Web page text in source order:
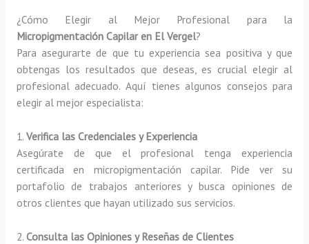
¿Cómo Elegir al Mejor Profesional para la
Micropigmentación Capilar en El Vergel?
Para asegurarte de que tu experiencia sea positiva y que
obtengas los resultados que deseas, es crucial elegir al
profesional adecuado. Aquí tienes algunos consejos para
elegir al mejor especialista:
1. Verifica las Credenciales y Experiencia
Asegúrate de que el profesional tenga experiencia
certificada en micropigmentación capilar. Pide ver su
portafolio de trabajos anteriores y busca opiniones de
otros clientes que hayan utilizado sus servicios.
2. Consulta las Opiniones y Reseñas de Clientes